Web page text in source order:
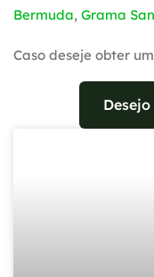
Bermuda, Grama
Caso deseje obter